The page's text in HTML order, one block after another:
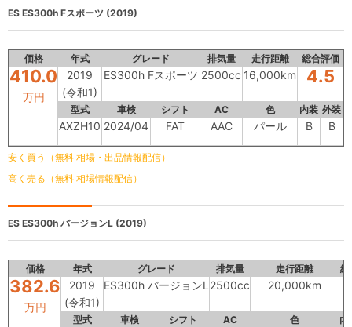
ES ES300h Fスポーツ (2019)
価格 年式 グレード 排気量 走行距離 総合評価
410.0
万円
2019
(令和1)
ES300h Fスポーツ 2500cc 16,000km 4.5
型式 車検 シフト AC 色 内装 外装
AXZH10 2024/04 FAT AAC パール B B
安く買う（無料 相場・出品情報配信）
高く売る（無料 相場情報配信）
ES ES300h バージョンL (2019)
価格 年式 グレード 排気量 走行距離 総
382.6
万円
2019
(令和1)
ES300h バージョンL 2500cc 20,000km
型式 車検 シフト AC 色 内